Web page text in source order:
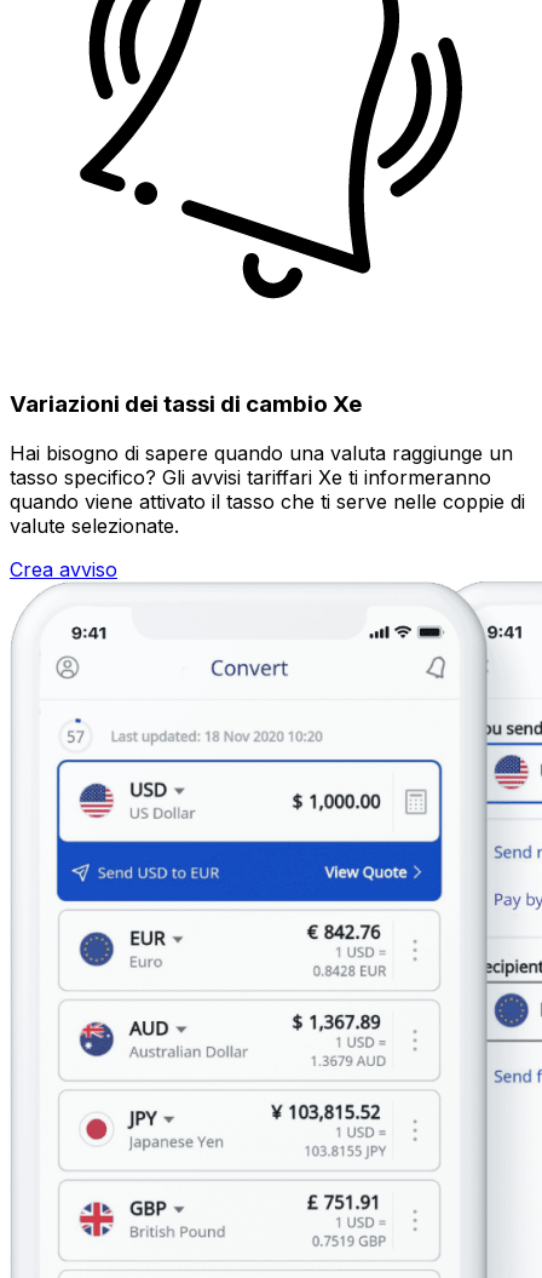
Variazioni dei tassi di cambio Xe
Hai bisogno di sapere quando una valuta raggiunge un
tasso specifico? Gli avvisi tariffari Xe ti informeranno
quando viene attivato il tasso che ti serve nelle coppie di
valute selezionate.
Crea avviso